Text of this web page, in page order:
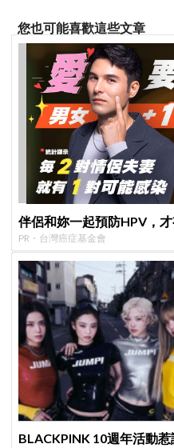
您也可能喜歡這些文章
伴侶和妳一起預防HPV，才
PR・台灣癌症基金會
BLACKPINK 10週年活動